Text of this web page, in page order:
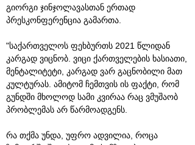
გიორგი ჯინჯოლავასთან ერთად
პრესკონფერენცია გამართა.
"საქართველოს ფეხბურთს 2021 წლიდან
კარგად ვიცნობ. ვიცი ქართველების ხასიათი,
მენტალიტეტი, კარგად ვარ გაცნობილი მათ
კულტურას. ამიტომ ჩემთვის ის ფაქტი, რომ
გუნდში მხოლოდ სამი კვირაა რაც ვმუშაობ
პრობლემას არ წარმოადგენს.
რა თქმა უნდა, უფრო ადვილია, როცა